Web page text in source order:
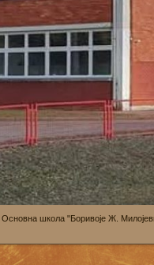
Основна школа "Боривоје Ж.